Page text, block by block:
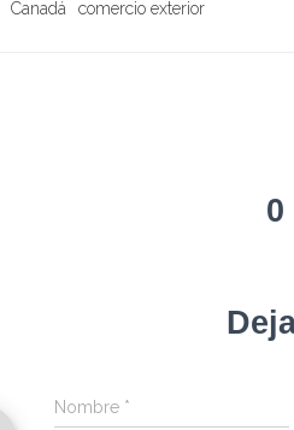
Canadá comercio exterior
0
Nombre *